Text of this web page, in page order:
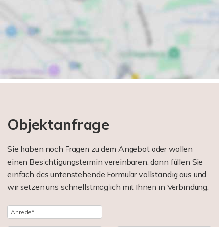
Objektanfrage
Sie haben noch Fragen zu dem Angebot oder wollen
einen Besichtigungstermin vereinbaren, dann füllen Sie
einfach das untenstehende Formular vollständig aus und
wir setzen uns schnellstmöglich mit Ihnen in Verbindung.